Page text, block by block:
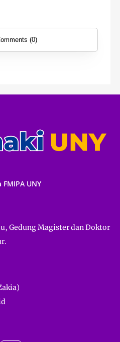
(0)
UNY
Gedung Magister dan Doktor